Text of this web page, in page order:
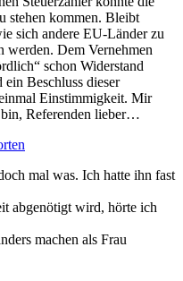
stehen kommen. Bleibt
sich andere EU-Länder zu
werden. Dem Vernehmen
schon Widerstand
ein Beschluss dieser
Einstimmigkeit. Mir
Referenden lieber…
mal was. Ich hatte ihn fast
abgenötigt wird, hörte ich
machen als Frau